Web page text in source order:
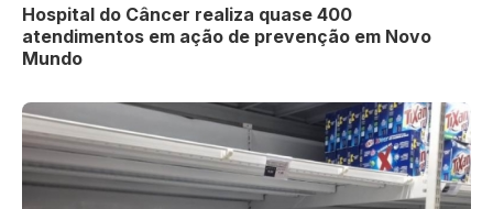
Hospital do Câncer realiza quase 400
atendimentos em ação de prevenção em Novo
Mundo